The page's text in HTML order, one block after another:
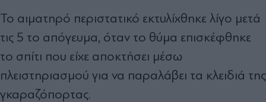
Το αιματηρό περιστατικό εκτυλίχθηκε λίγο μετά
τις 5 το απόγευμα, όταν το θύμα επισκέφθηκε
το σπίτι που είχε αποκτήσει μέσω
πλειστηριασμού για να παραλάβει τα κλειδιά της
γκαραζόπορτας.